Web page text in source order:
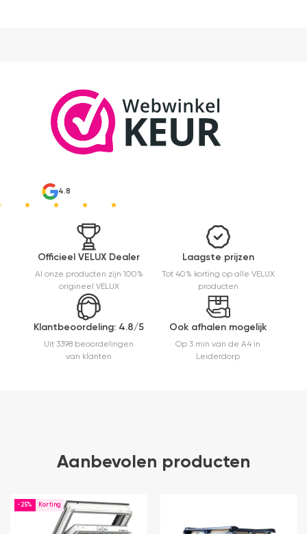
4.8
Officieel VELUX Dealer
Al onze producten zijn 100%
origineel VELUX
Laagste prijzen
Tot 40% korting op alle VELUX
producten
Klantbeoordeling: 4.8/5
Uit 3398 beoordelingen
van klanten
Ook afhalen mogelijk
Op 3 min van de A4 in
Leiderdorp
Aanbevolen producten
-25%